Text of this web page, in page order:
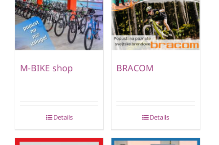
M-BIKE shop
Details
BRACOM
Details